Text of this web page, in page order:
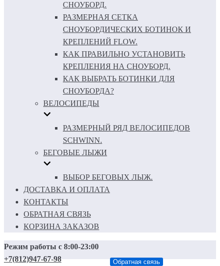
СНОУБОРД.
РАЗМЕРНАЯ СЕТКА
СНОУБОРДИЧЕСКИХ БОТИНОК И
КРЕПЛЕНИЙ FLOW.
КАК ПРАВИЛЬНО УСТАНОВИТЬ
КРЕПЛЕНИЯ НА СНОУБОРД.
КАК ВЫБРАТЬ БОТИНКИ ДЛЯ
СНОУБОРДА?
ВЕЛОСИПЕДЫ
РАЗМЕРНЫЙ РЯД ВЕЛОСИПЕДОВ
SCHWINN.
БЕГОВЫЕ ЛЫЖИ
ВЫБОР БЕГОВЫХ ЛЫЖ.
ДОСТАВКА И ОПЛАТА
КОНТАКТЫ
ОБРАТНАЯ СВЯЗЬ
КОРЗИНА ЗАКАЗОВ
Режим работы с 8:00-23:00
+7(812)947-67-98
Обратная связь